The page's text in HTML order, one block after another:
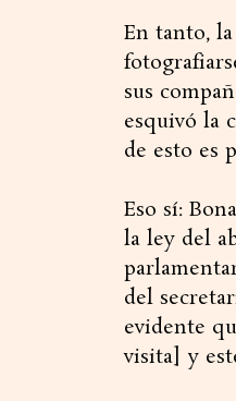
En tanto,
sus
esquivó la
de esto es
Eso sí:
la ley del
del
evidente
visita] y